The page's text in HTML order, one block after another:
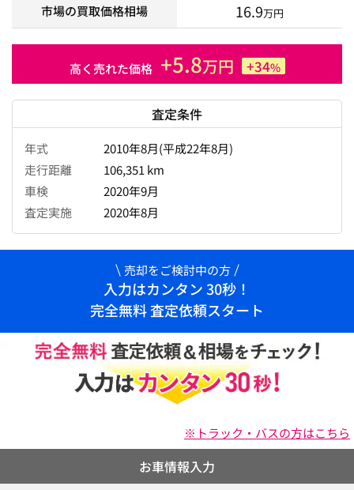
市場の買取価格相場 16.9万円
高く売れた価格 +5.8万円 +34%
査定条件
年式
2010年8月(平成22年8月)
走行距離
106,351 km
車検
2020年9月
査定実施
2020年8月
売却をご検討中の方
入力はカンタン 30秒！
完全無料 査定依頼スタート
※トラック・バスの方はこちら
お車情報入力